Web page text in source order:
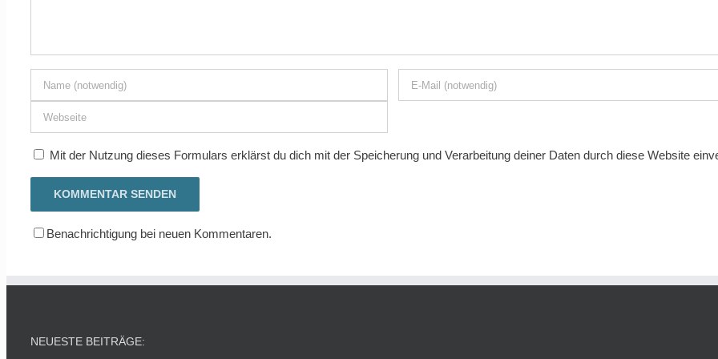
Mit der Nutzung dieses Formulars erklärst du dich mit der Speicherung und Verarbeitung deiner Daten durch diese Website
Benachrichtigung bei neuen Kommentaren.
NEUESTE BEITRÄGE: